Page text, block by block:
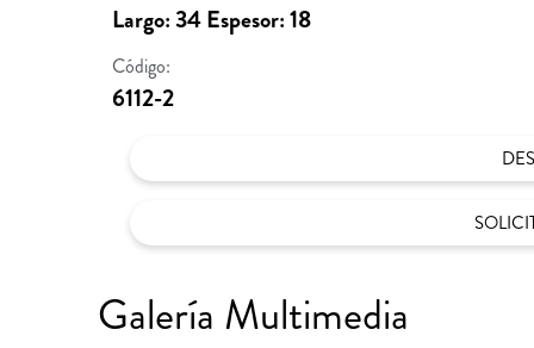
Largo: 34 Espesor: 18
Código:
6112-2
Galería Multimedia